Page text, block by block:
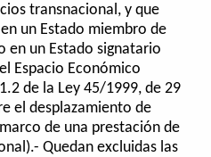
transnacional, y que
un Estado miembro de
en un Estado signatario
Espacio Económico
de la Ley 45/1999, de 29
el desplazamiento de
de una prestación de
Quedan excluidas las